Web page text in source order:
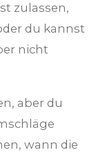
zulassen,
du kannst
nicht
aber du
wann die